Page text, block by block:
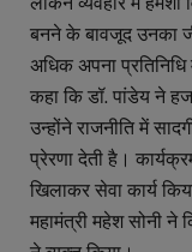
बनने के बावजूद उनका
अधिक अपना प्रतिनिधि
कहा कि डॉ. पांडेय ने
उन्होंने राजनीति में
प्रेरणा देती है।
खिलाकर सेवा कार्य
महामंत्री महेश सोनी ने